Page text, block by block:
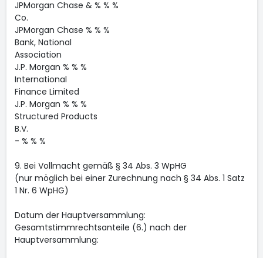
JPMorgan Chase & % % %
Co.
JPMorgan Chase % % %
Bank, National
Association
J.P. Morgan % % %
International
Finance Limited
J.P. Morgan % % %
Structured Products
B.V.
- % % %
9. Bei Vollmacht gemäß § 34 Abs. 3 WpHG
(nur möglich bei einer Zurechnung nach § 34 Abs. 1 Satz
1 Nr. 6 WpHG)
Datum der Hauptversammlung:
Gesamtstimmrechtsanteile (6.) nach der
Hauptversammlung: